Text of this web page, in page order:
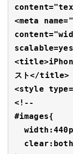
<meta
<title>iPhone
スト</title>
<style
<!--
#images{
  width:440px;